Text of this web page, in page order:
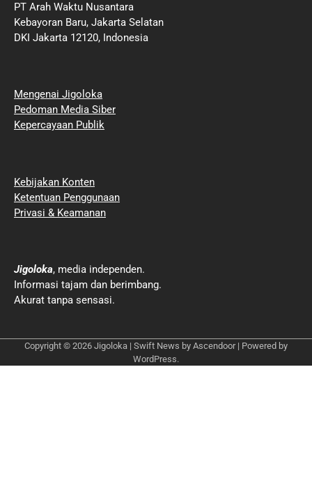
PT Arah Waktu Nusantara
Kebayoran Baru, Jakarta Selatan
DKI Jakarta 12120, Indonesia
Mengenai Jigoloka
Pedoman Media Siber
Kepercayaan Publik
Kebijakan Konten
Ketentuan Penggunaan
Privasi & Keamanan
Jigoloka, media independen.
Informasi tajam dan berimbang.
Akurat tanpa sensasi.
Copyright © 2026 Jigoloka | Swift News by Ascendoor| Powered by
WordPress.